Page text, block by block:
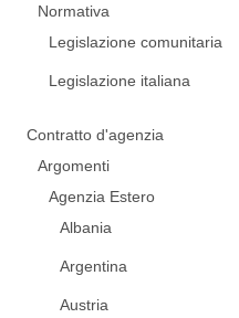
Normativa
Legislazione comunitaria
Legislazione italiana
Contratto d'agenzia
Argomenti
Agenzia Estero
Albania
Argentina
Austria